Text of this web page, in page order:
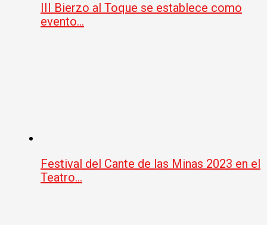
III Bierzo al Toque se establece como
evento…
Festival del Cante de las Minas 2023 en el
Teatro…